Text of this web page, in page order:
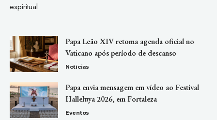
espiritual.
Papa Leão XIV retoma agenda oficial no
Vaticano após período de descanso
Notícias
Papa envia mensagem em vídeo ao Festival
Halleluya 2026, em Fortaleza
Eventos